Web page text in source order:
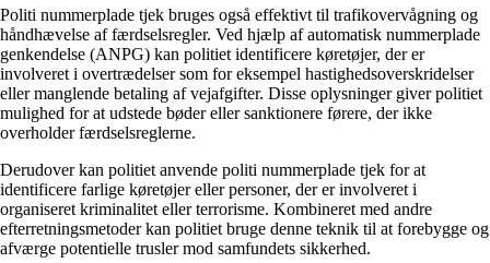
Politi nummerplade tjek bruges også effektivt til trafikovervågning og
håndhævelse af færdselsregler. Ved hjælp af automatisk nummerplade
genkendelse (ANPG) kan politiet identificere køretøjer, der er
involveret i overtrædelser som for eksempel hastighedsoverskridelser
eller manglende betaling af vejafgifter. Disse oplysninger giver politiet
mulighed for at udstede bøder eller sanktionere førere, der ikke
overholder færdselsreglerne.
Derudover kan politiet anvende politi nummerplade tjek for at
identificere farlige køretøjer eller personer, der er involveret i
organiseret kriminalitet eller terrorisme. Kombineret med andre
efterretningsmetoder kan politiet bruge denne teknik til at forebygge og
afværge potentielle trusler mod samfundets sikkerhed.